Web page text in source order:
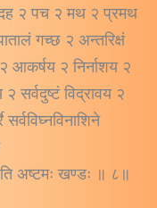
२ दह २ पच २ मथ २ प्रमथ
गच्छ २ अन्तरिक्षं
आकर्षय २ निर्नाशय २
२ सर्वदुष्टं विद्रावय २
अष्टमः खण्डः ॥ ८॥